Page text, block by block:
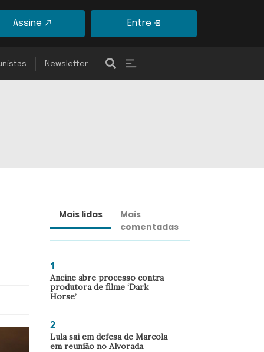
Assine Entre
Newsletter
Mais lidas
Mais
comentadas
1
Ancine abre processo contra
produtora de filme ‘Dark
Horse’
2
Lula sai em defesa de Marcola
em reunião no Alvorada